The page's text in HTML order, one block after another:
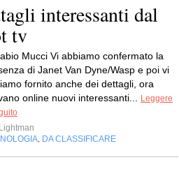
interessanti dal
tv
Mucci Vi abbiamo confermato la
di Janet Van Dyne/Wasp e poi vi
fornito anche dei dettagli, ora
online nuovi interessanti...
Leggere
Lightman
DA CLASSIFICARE